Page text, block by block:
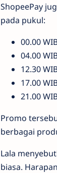
ShopeePay
pada pukul:
00.00
04.00
12.30
17.00
21.00
Promo
berbagai
Lala
biasa.